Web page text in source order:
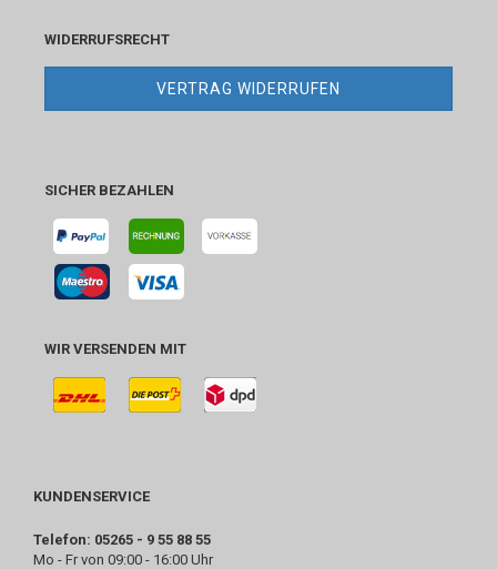
WIDERRUFSRECHT
VERTRAG WIDERRUFEN
SICHER BEZAHLEN
WIR VERSENDEN MIT
KUNDENSERVICE
Telefon: 05265 - 9 55 88 55
Mo - Fr von 09:00 - 16:00 Uhr